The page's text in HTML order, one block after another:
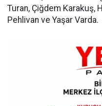
Turan, Çiğdem Karakuş,
Pehlivan ve Yaşar Varda.